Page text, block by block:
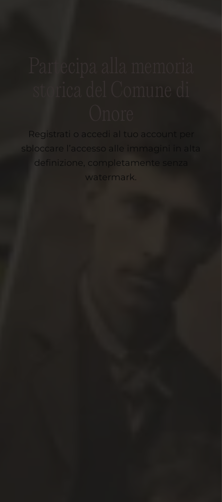
storica del Comune di
Registrati o accedi al tuo account per
sbloccare l’accesso alle immagini in alta
definizione, completamente senza
watermark.